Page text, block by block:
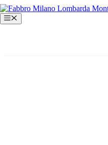
Vai
al
contenuto
Menu